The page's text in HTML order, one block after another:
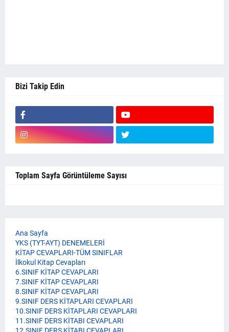
Bizi Takip Edin
Toplam Sayfa Görüntüleme Sayısı
Ana Sayfa
YKS (TYT-AYT) DENEMELERİ
KİTAP CEVAPLARI-TÜM SINIFLAR
İlkokul Kitap Cevapları
6.SINIF KİTAP CEVAPLARI
7.SINIF KİTAP CEVAPLARI
8.SINIF KİTAP CEVAPLARI
9.SINIF DERS KİTAPLARI CEVAPLARI
10.SINIF DERS KİTAPLARI CEVAPLARI
11.SINIF DERS KİTABI CEVAPLARI